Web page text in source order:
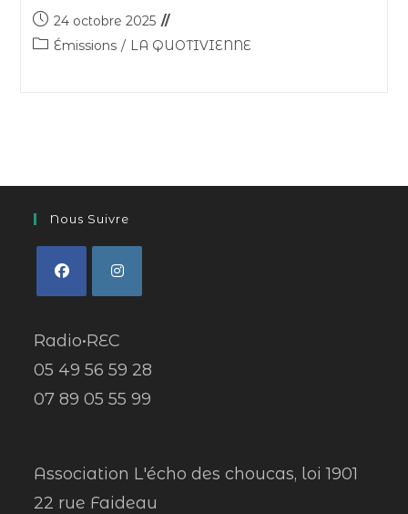
24 octobre 2025
Émissions / LA QUOTIVIENNE
Nous Suivre
Radio•REC
05 49 56 59 28
07 89 05 55 99
Association L'écho des choucas, loi 1901
22 rue Faideau